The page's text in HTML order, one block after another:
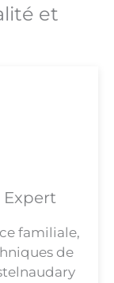
et
Expert
familiale,
de